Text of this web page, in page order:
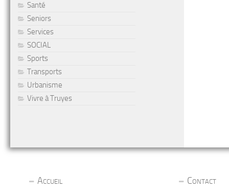
Santé
Seniors
Services
SOCIAL
Sports
Transports
Urbanisme
Vivre à Truyes
Accueil
Contact